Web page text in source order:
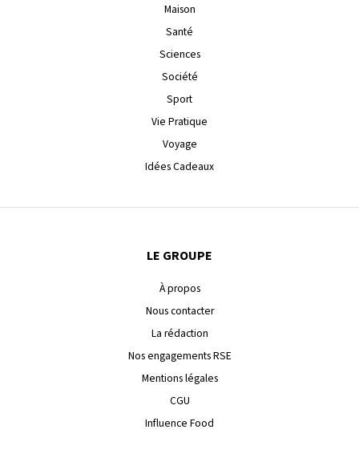
Maison
Santé
Sciences
Société
Sport
Vie Pratique
Voyage
Idées Cadeaux
LE GROUPE
À propos
Nous contacter
La rédaction
Nos engagements RSE
Mentions légales
CGU
Influence Food